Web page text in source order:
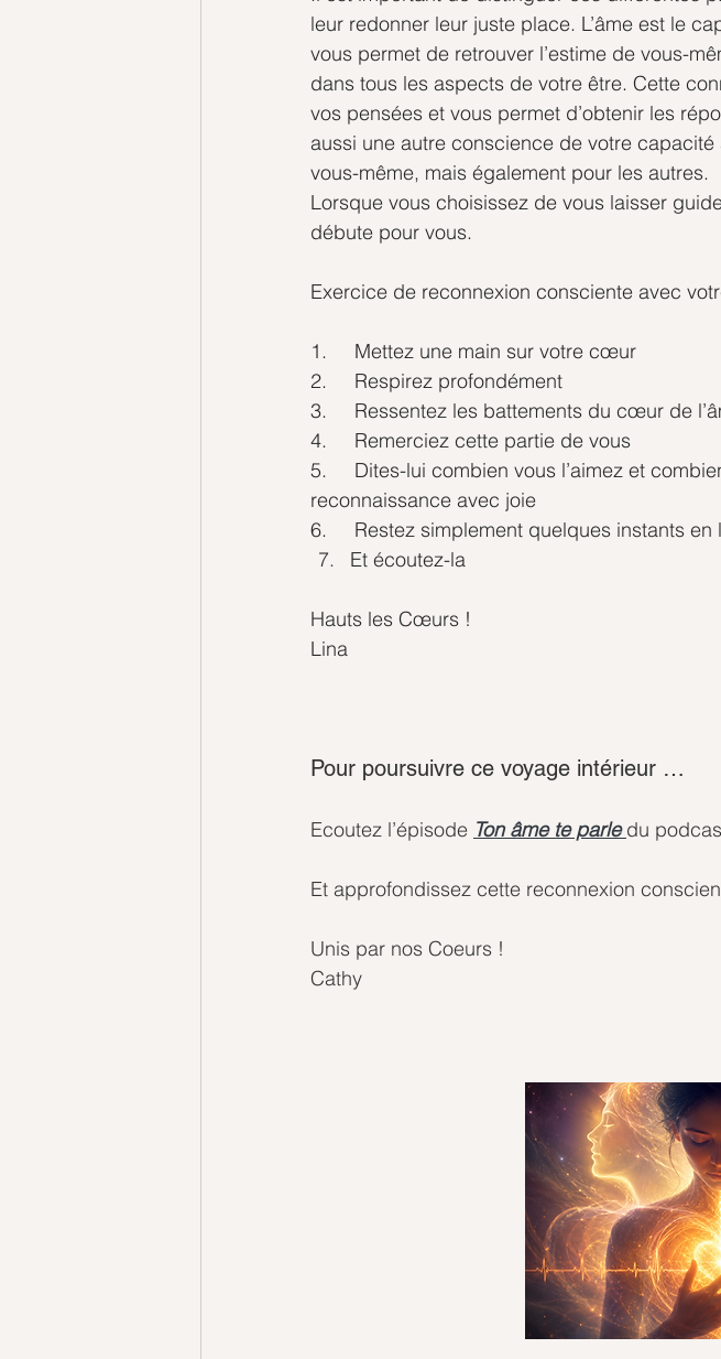
leur redonner leur juste place. L’âme est le
vous permet de retrouver l’estime de vous-
dans tous les aspects de votre être. Cette
vos pensées et vous permet d’obtenir les
aussi une autre conscience de votre
vous-même, mais également pour les autres.
Lorsque vous choisissez de vous laisser
débute pour vous.
Exercice de reconnexion consciente avec
1.     Mettez une main sur votre cœur
2.     Respirez profondément
3.     Ressentez les battements du cœur de
4.     Remerciez cette partie de vous
5.     Dites-lui combien vous l’aimez et
reconnaissance avec joie
6.     Restez simplement quelques instants
Et écoutez-la
Hauts les Cœurs !
Lina
Pour poursuivre ce voyage intérieur …
Ecoutez l’épisode Ton âme te parle du
Et approfondissez cette reconnexion
Unis par nos Coeurs !
Cathy